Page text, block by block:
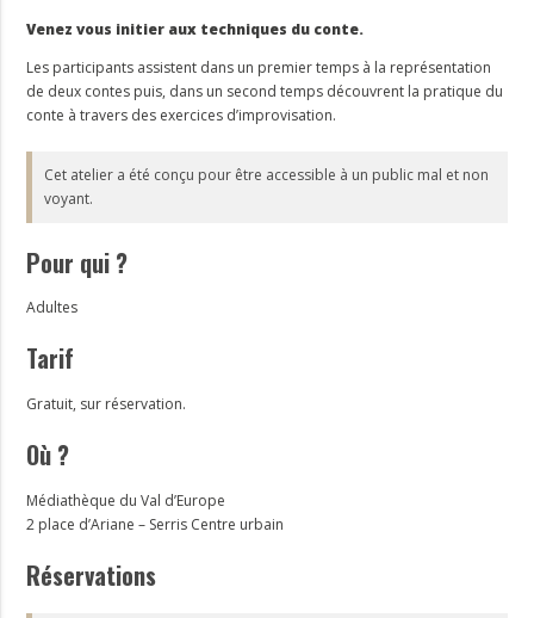
Venez vous initier aux techniques du conte.
Les participants assistent dans un premier temps à la représentation
de deux contes puis, dans un second temps découvrent la pratique du
conte à travers des exercices d’improvisation.
Cet atelier a été conçu pour être accessible à un public mal et non
voyant.
Pour qui ?
Adultes
Tarif
Gratuit, sur réservation.
Où ?
Médiathèque du Val d’Europe
2 place d’Ariane – Serris Centre urbain
Réservations